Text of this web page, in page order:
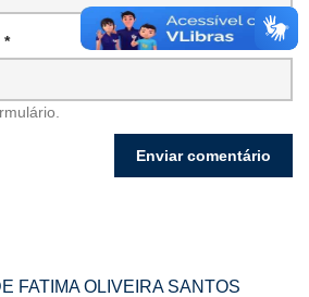
*
FATIMA OLIVEIRA SANTOS